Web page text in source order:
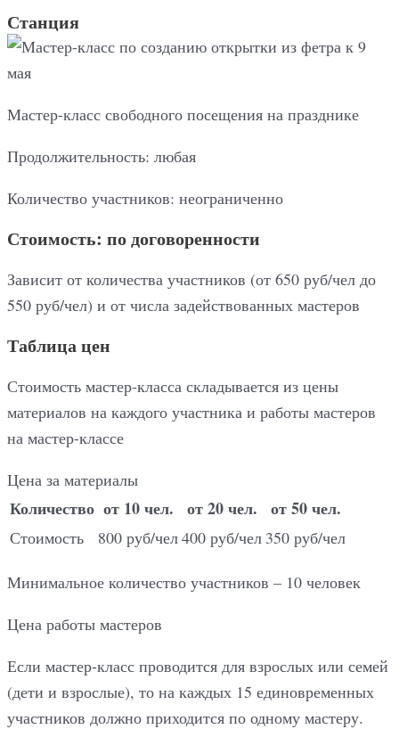
Станция
Мастер-класс свободного посещения на празднике
Продолжительность: любая
Количество участников: неограниченно
Стоимость: по договоренности
Зависит от количества участников (от 650 руб/чел до
550 руб/чел) и от числа задействованных мастеров
Таблица цен
Стоимость мастер-класса складывается из цены
материалов на каждого участника и работы мастеров
на мастер-классе
Цена за материалы
Количество от 10 чел. от 20 чел. от 50 чел.
Стоимость 800 руб/чел400 руб/чел 350 руб/чел
Минимальное количество участников – 10 человек
Цена работы мастеров
Если мастер-класс проводится для взрослых или семей
(дети и взрослые), то на каждых 15 единовременных
участников должно приходится по одному мастеру.